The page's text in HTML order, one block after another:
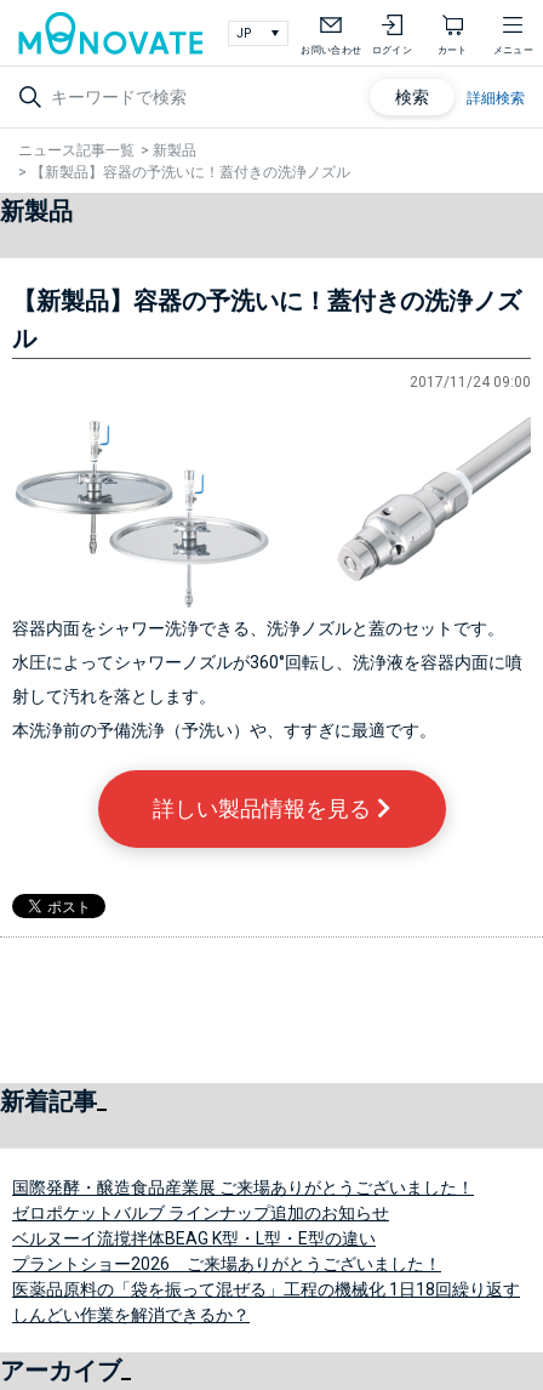
お問い合わせ ログイン カート メニュー
検索 詳細検索
ニュース記事一覧 > 新製品
>
【新製品】容器の予洗いに！蓋付きの洗浄ノズル
新製品
【新製品】容器の予洗いに！蓋付きの洗浄ノズ
ル
2017/11/24 09:00
容器内面をシャワー洗浄できる、洗浄ノズルと蓋のセットです。
水圧によってシャワーノズルが360°回転し、洗浄液を容器内面に噴
射して汚れを落とします。
本洗浄前の予備洗浄（予洗い）や、すすぎに最適です。
詳しい製品情報を見る
新着記事
国際発酵・醸造食品産業展 ご来場ありがとうございました！
ゼロポケットバルブ ラインナップ追加のお知らせ
ベルヌーイ流撹拌体BEAG K型・L型・E型の違い
プラントショー2026 ご来場ありがとうございました！
医薬品原料の「袋を振って混ぜる」工程の機械化 1日18回繰り返す
しんどい作業を解消できるか？
アーカイブ